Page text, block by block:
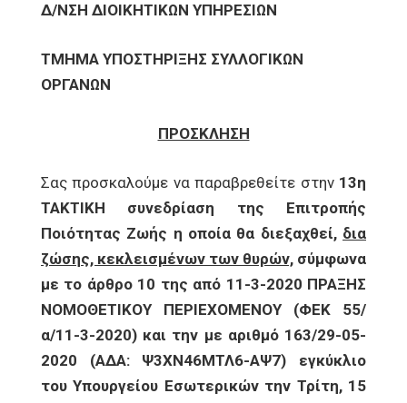
Δ/ΝΣΗ ΔΙΟΙΚΗΤΙΚΩΝ ΥΠΗΡΕΣΙΩΝ
ΤΜΗΜΑ ΥΠΟΣΤΗΡΙΞΗΣ ΣΥΛΛΟΓΙΚΩΝ
ΟΡΓΑΝΩΝ
ΠΡΟΣΚΛΗΣΗ
Σας προσκαλούμε να παραβρεθείτε στην13η
ΤΑΚΤΙΚΗ συνεδρίαση της Επιτροπής
Ποιότητας Ζωής η οποία θα διεξαχθεί, δια
ζώσης, κεκλεισμένων των θυρών, σύμφωνα
με το άρθρο 10 της από 11-3-2020 ΠΡΑΞΗΣ
ΝΟΜΟΘΕΤΙΚΟΥ ΠΕΡΙΕΧΟΜΕΝΟΥ (ΦΕΚ 55/
α/11-3-2020) και την με αριθμό 163/29-05-
2020 (ΑΔΑ: Ψ3ΧΝ46ΜΤΛ6-ΑΨ7) εγκύκλιο
του Υπουργείου Εσωτερικών την Τρίτη, 15